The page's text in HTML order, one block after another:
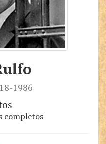
1986
completos